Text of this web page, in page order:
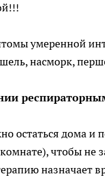
умеренной
насморк,
остаться дома и
чтобы не
назначает